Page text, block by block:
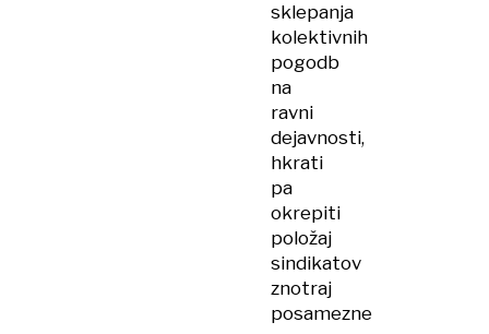
sklepanja
kolektivnih
pogodb
na
ravni
dejavnosti,
hkrati
pa
okrepiti
položaj
sindikatov
znotraj
posamezne